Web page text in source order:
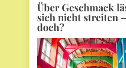
Über Geschmack
sich nicht streiten
doch?